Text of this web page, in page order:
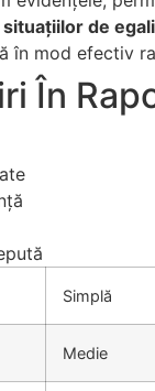
situațiilor de
în mod efectiv
În
Simplă
Medie